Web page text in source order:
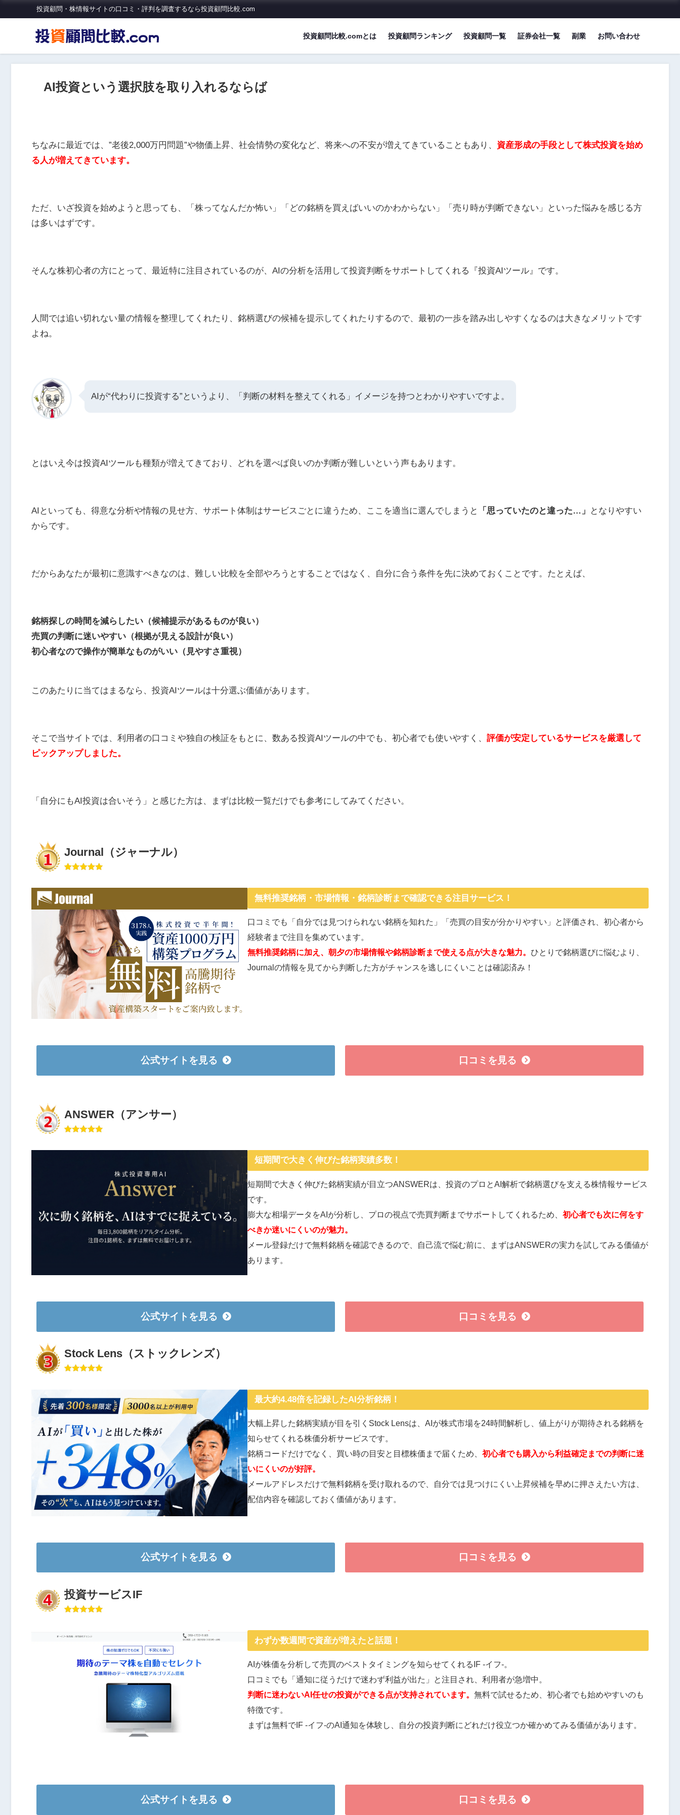
投資顧問・株情報サイトの口コミ・評判を調査するなら投資顧問比較.com
投資顧問比較.comとは 投資顧問ランキング 投資顧問一覧 証券会社一覧 副業 お問い合わせ
AI投資という選択肢を取り入れるならば
ちなみに最近では、”老後2,000万円問題”や物価上昇、社会情勢の変化など、将来への不安が増えてきていることもあり、 資産形成の手段として株式投資を始め
る人が増えてきています。
ただ、いざ投資を始めようと思っても、「株ってなんだか怖い」「どの銘柄を買えばいいのかわからない」「売り時が判断できない」といった悩みを感じる方
は多いはずです。
そんな株初心者の方にとって、最近特に注目されているのが、AIの分析を活用して投資判断をサポートしてくれる『投資AIツール』です。
人間では追い切れない量の情報を整理してくれたり、銘柄選びの候補を提示してくれたりするので、最初の一歩を踏み出しやすくなるのは大きなメリットです
よね。
AIが“代わりに投資する”というより、「判断の材料を整えてくれる」イメージを持つとわかりやすいですよ。
とはいえ今は投資AIツールも種類が増えてきており、どれを選べば良いのか判断が難しいという声もあります。
AIといっても、得意な分析や情報の見せ方、サポート体制はサービスごとに違うため、ここを適当に選んでしまうと 「思っていたのと違った…」
となりやすい
からです。
だからあなたが最初に意識すべきなのは、難しい比較を全部やろうとすることではなく、自分に合う条件を先に決めておくことです。たとえば、
銘柄探しの時間を減らしたい（候補提示があるものが良い）
売買の判断に迷いやすい（根拠が見える設計が良い）
初心者なので操作が簡単なものがいい（見やすさ重視）
このあたりに当てはまるなら、投資AIツールは十分選ぶ価値があります。
そこで当サイトでは、利用者の口コミや独自の検証をもとに、数ある投資AIツールの中でも、初心者でも使いやすく、 評価が安定しているサービスを厳選して
ピックアップしました。
「自分にもAI投資は合いそう」と感じた方は、まずは比較一覧だけでも参考にしてみてください。
Journal（ジャーナル）
無料推奨銘柄・市場情報・銘柄診断まで確認できる注目サービス！
口コミでも「自分では見つけられない銘柄を知れた」「売買の目安が分かりやすい」と評価され、初心者から
経験者まで注目を集めています。
無料推奨銘柄に加え、朝夕の市場情報や銘柄診断まで使える点が大きな魅力。 ひとりで銘柄選びに悩むより、
Journalの情報を見てから判断した方がチャンスを逃しにくいことは確認済み！
公式サイトを見る 口コミを見る
ANSWER（アンサー）
短期間で大きく伸びた銘柄実績多数！
短期間で大きく伸びた銘柄実績が目立つANSWERは、投資のプロとAI解析で銘柄選びを支える株情報サービス
です。
膨大な相場データをAIが分析し、プロの視点で売買判断までサポートしてくれるため、 初心者でも次に何をす
べきか迷いにくいのが魅力。
メール登録だけで無料銘柄を確認できるので、自己流で悩む前に、まずはANSWERの実力を試してみる価値が
あります。
公式サイトを見る 口コミを見る
Stock Lens（ストックレンズ）
最大約4.48倍を記録したAI分析銘柄！
大幅上昇した銘柄実績が目を引くStock Lensは、AIが株式市場を24時間解析し、値上がりが期待される銘柄を
知らせてくれる株価分析サービスです。
銘柄コードだけでなく、買い時の目安と目標株価まで届くため、 初心者でも購入から利益確定までの判断に迷
いにくいのが好評。
メールアドレスだけで無料銘柄を受け取れるので、自分では見つけにくい上昇候補を早めに押さえたい方は、
配信内容を確認しておく価値があります。
公式サイトを見る 口コミを見る
投資サービスIF
わずか数週間で資産が増えたと話題！
AIが株価を分析して売買のベストタイミングを知らせてくれるIF -イフ-。
口コミでも「通知に従うだけで迷わず利益が出た」と注目され、利用者が急増中。
判断に迷わないAI任せの投資ができる点が支持されています。 無料で試せるため、初心者でも始めやすいのも
特徴です。
まずは無料でIF -イフ-のAI通知を体験し、自分の投資判断にどれだけ役立つか確かめてみる価値があります。
公式サイトを見る 口コミを見る